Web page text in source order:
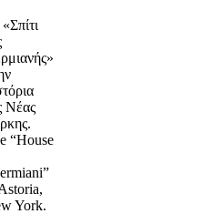
Νέας
“House
York.